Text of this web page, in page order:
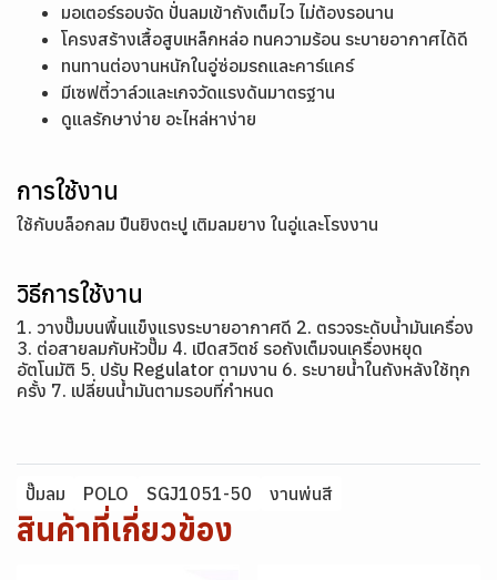
มอเตอร์รอบจัด ปั่นลมเข้าถังเต็มไว ไม่ต้องรอนาน
โครงสร้างเสื้อสูบเหล็กหล่อ ทนความร้อน ระบายอากาศได้ดี
ทนทานต่องานหนักในอู่ซ่อมรถและคาร์แคร์
มีเซฟตี้วาล์วและเกจวัดแรงดันมาตรฐาน
ดูแลรักษาง่าย อะไหล่หาง่าย
การใช้งาน
ใช้กับบล็อกลม ปืนยิงตะปู เติมลมยาง ในอู่และโรงงาน
วิธีการใช้งาน
1. วางปั๊มบนพื้นแข็งแรงระบายอากาศดี 2. ตรวจระดับน้ำมันเครื่อง
3. ต่อสายลมกับหัวปั๊ม 4. เปิดสวิตช์ รอถังเต็มจนเครื่องหยุด
อัตโนมัติ 5. ปรับ Regulator ตามงาน 6. ระบายน้ำในถังหลังใช้ทุก
ครั้ง 7. เปลี่ยนน้ำมันตามรอบที่กำหนด
ปั๊มลม POLO SGJ1051-50 งานพ่นสี
สินค้าที่เกี่ยวข้อง